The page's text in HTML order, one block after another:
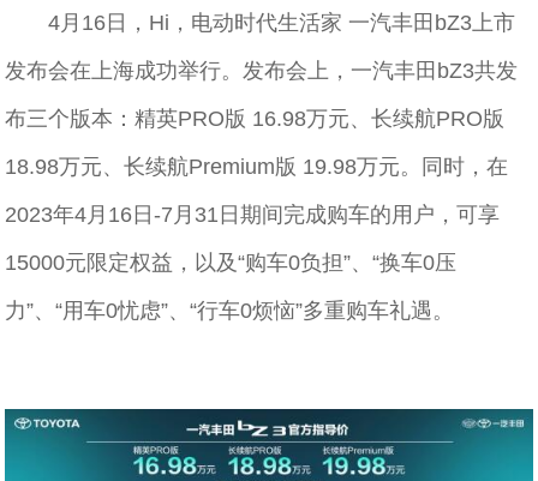
4月16日，Hi，电动时代生活家 一汽丰田bZ3上市
发布会在上海成功举行。发布会上，一汽丰田bZ3共发
布三个版本：精英PRO版 16.98万元、长续航PRO版
18.98万元、长续航Premium版 19.98万元。同时，在
2023年4月16日-7月31日期间完成购车的用户，可享
15000元限定权益，以及“购车0负担”、“换车0压
力”、“用车0忧虑”、“行车0烦恼”多重购车礼遇。